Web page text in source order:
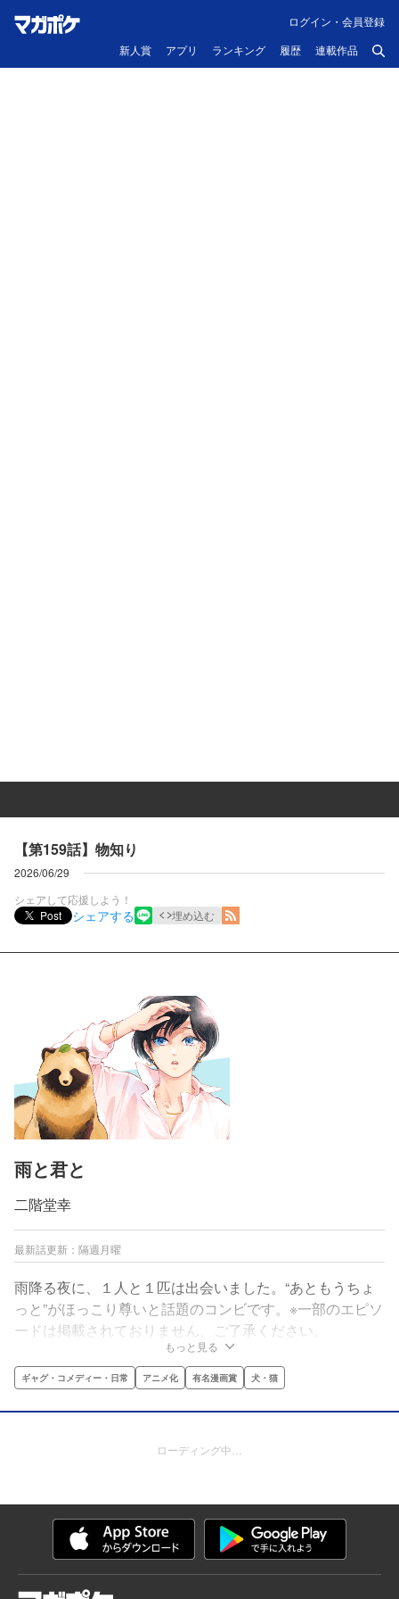
新人賞 アプリ ランキング 履歴 連載作品
ログイン・会員登録
【第159話】物知り
2026/06/29
シェアして応援しよう！
Post
シェアする 埋め込む
雨と君と
二階堂幸
最新話更新：隔週月曜
雨降る夜に、１人と１匹は出会いました。“あともうちょ
っと”がほっこり尊いと話題のコンビです。※一部のエピソ
ードは掲載されておりません。ご了承ください。
もっと見る
ギャグ・コメディー・日常 アニメ化 有名漫画賞 犬・猫
ローディング中…